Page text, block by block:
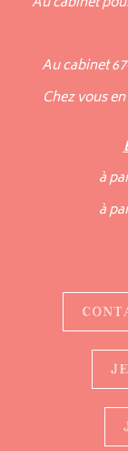
Au cabinet
Chez vous
à
à